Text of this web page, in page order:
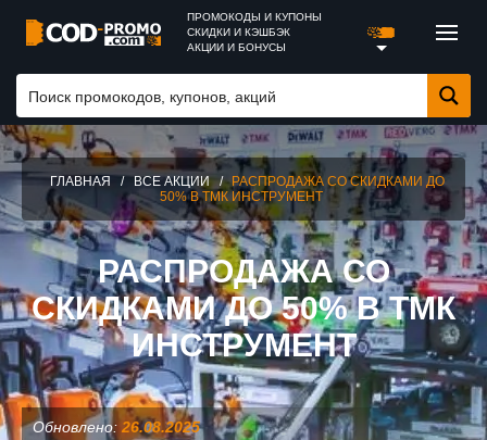
ПРОМОКОДЫ И КУПОНЫ
СКИДКИ И КЭШБЭК
АКЦИИ И БОНУСЫ
ГЛАВНАЯ / ВСЕ АКЦИИ / РАСПРОДАЖА СО СКИДКАМИ ДО
50% В ТМК ИНСТРУМЕНТ
РАСПРОДАЖА СО
СКИДКАМИ ДО 50% В ТМК
ИНСТРУМЕНТ
Обновлено: 26.08.2025